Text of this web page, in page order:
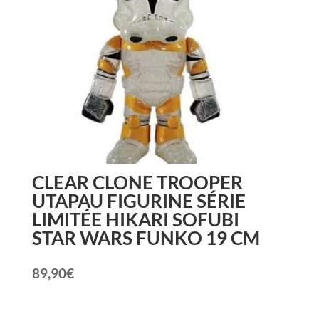
CLEAR CLONE TROOPER
UTAPAU FIGURINE SÉRIE
LIMITÉE HIKARI SOFUBI
STAR WARS FUNKO 19 CM
89,90€